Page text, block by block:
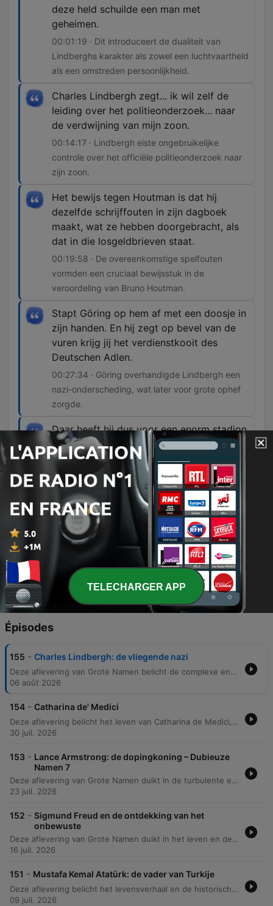
deze held schuilde een man met
geheimen.
00:01:19 · Dit introduceert de dualiteit van
Lindberghs karakter als zowel een luchtvaartheld
als een omstreden persoonlijkheid.
Charles Lindbergh zegt... ik wil zelf de
leiding over het politieonderzoek... naar
de verdwijning van mijn zoon.
00:14:17 · Lindbergh eiste ongebruikelijke
controle over het officiële politieonderzoek naar
zijn zoon.
Het bewijs tegen Houtman is dat hij
dezelfde schrijffouten in zijn dagboek
maakt, wat ze hebben doorgebracht, als
dat in die losgeldbrieven staat.
00:19:58 · De overeenkomstige spelfouten
vormden een cruciaal bewijsstuk in de
veroordeling van Bruno Houtman.
Stapt Göring op hem af met een doosje in
zijn handen. En hij zegt op bevel van de
vuren krijg jij het verdienstkooit des
Deutschen Adlen.
00:27:34 · Göring overhandigde Lindbergh een
nazi-onderscheding, wat later voor grote ophef
zorgde.
Daar heeft hij dus voor een enorm stadion,
een enorme massa en het is ook live op
de radio, houdt hij zijn meest beruchte
speech. En hij noemt daarin drie groepen
die Amerika richting de oorlog probeerde
te duwen. De Britten, de Joden en de
Roosevelt-administratie.
00:32:13 · Dit markeert het moment waarop
Lindberghs antisemitische en antidemocratische
standpunten publiekelijk zeer controversieel
werden.
Épisodes
155 - Charles Lindbergh: de vliegende nazi
Deze aflevering van Grote Namen belicht de complexe en dubieuze geschiedenis van Charles Lindbergh. De podcast beschrijft zijn legendarische eerste solo-Atlantische vlucht en de wereldwijde roem die hij verwierf, maar duikt ook in de duistere hoofdstukken van zijn leven, waaronder de tragische ontvoering van zijn zoon. Verder wordt ingegaan op de controverses rondom Lindberghs banden met Nazi-Duitsland en zijn rol binnen de America First Committee. Ondanks latere pogingen om zijn imago te redden, bleven zijn antisemitische retoriek en politieke keuzes een blijvende smet op zijn nalatenschap. De aflevering sluit af met een blik op de chaos tijdens de Franse Revolutie in Parijs.
06 août 2026
154 - Catharina de' Medici
Deze aflevering belicht het leven van Catharina de Medici, haar problematische huwelijk met Henri en haar politieke overlevingsstrategieën aan het Franse hof. We verkennen hoe zij navigeerde tussen de religieuze spanningen tussen de Guises en de Bourbons, terwijl ze tegelijkertijd de culturele invloed van Frankrijk vormgaf. Daarnaast behandelen we de turbulente periode van de Franse godsdienstoorlogen, de escalatie naar de Bartholomeusnacht en de opkomst van Henri III. De aflevering sluit af met het einde van het huis Valois na de moord op Henri III, de strategische huwelijken van Catharina's dochters en de profetieën van Nostradamus.
30 juil. 2026
153 - Lance Armstrong: de dopingkoning – Dubieuze
Namen 7
Deze aflevering van Grote Namen duikt in de turbulente en dubieuze geschiedenis van wielrenner Lance Armstrong. Van zijn vroege fraude met geboortedata tot de systematische dopingcultuur met behulp van Dr. Michele Ferrari, de podcast belicht hoe Armstrong een imperium opbouwde dat uiteindelijk instortte door klokkenluiders. Daarnaast wordt de oorsprong van de Tour de France besproken, die voortkwam uit politieke spanningen rond de Dreyfus-affaire en een marketingstrategie van Henri Desgranges om zijn sportkrant weer succesvol te maken.
23 juil. 2026
152 - Sigmund Freud en de ontdekking van het
onbewuste
Deze aflevering van Grote Namen duikt in het leven en de blijvende nalatenschap van Sigmund Freud. We volgen zijn ontwikkeling van een jonge arts gefascineerd door fysiologie naar de grondlegger van de psychoanalyse, waarbij we onderzoeken hoe hij de link legde tussen trauma en fysieke symptomen. Daarnaast bespreken we de diepe impact van zijn theorieën over het id, ego en superego op onze taal, cultuur en zelfs moderne marketing. De aflevering behandelt ook de schaduwzijden van zijn leven, waaronder zijn vlucht voor het nazisme en de wetenschappelijke kritiek op zijn methoden.
16 juil. 2026
151 - Mustafa Kemal Atatürk: de vader van Turkije
Deze aflevering belicht het levensverhaal en de historische impact van Mustafa Kemal Atatürk. Van zijn vroege jaren in Thessaloniki tot zijn opkomst als militair leider tijdens de Eerste Wereldoorlog en de Slag bij Gallipoli, wordt de weg naar de vorming van de Turkse nationale beweging beschreven. De focus ligt op de radicale transformatie van het Ottomaanse Rijk naar de Turkse Republiek. We bespreken de politieke strategieën, de strijd tegen de Griekse invasie en de grootschalige moderniseringsdrang van Atatürk, die leidde tot een nieuwe nationale identiteit en ingrijpende culturele hervormingen.
09 juil. 2026
TELECHARGER APP